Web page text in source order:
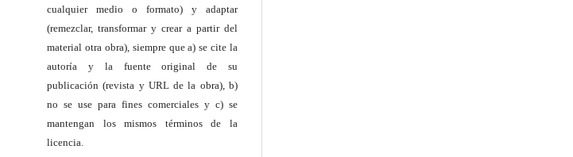
cualquier medio o formato) y adaptar
(remezclar, transformar y crear a partir del
material otra obra), siempre que a) se cite la
autoría y la fuente original de su
publicación (revista y URL de la obra), b)
no se use para fines comerciales y c) se
mantengan los mismos términos de la
licencia.